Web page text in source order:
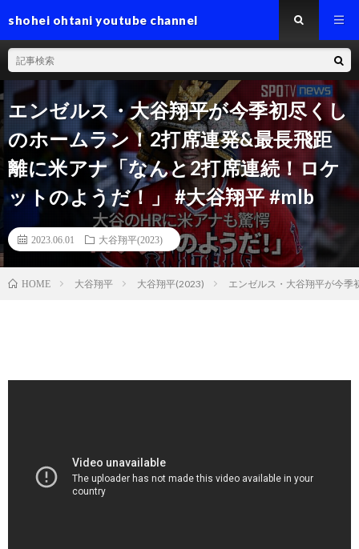
shohei ohtani youtube channel
エンゼルス・大谷翔平が今季初尽くし
のホームラン！2打席連発&最長飛距
離に米アナ「なんと2打席連続！ロケ
ットのようだ！」 #大谷翔平 #mlb
2023.06.01 大谷翔平(2023)
HOME 大谷翔平 大谷翔平(2023) エンゼルス・大谷翔平が今季